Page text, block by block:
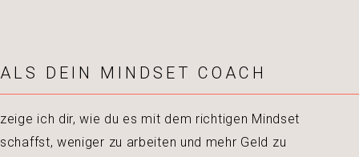
ALS DEIN MINDSET COACH
zeige ich dir, wie du es mit dem richtigen Mindset
schaffst, weniger zu arbeiten und mehr Geld zu